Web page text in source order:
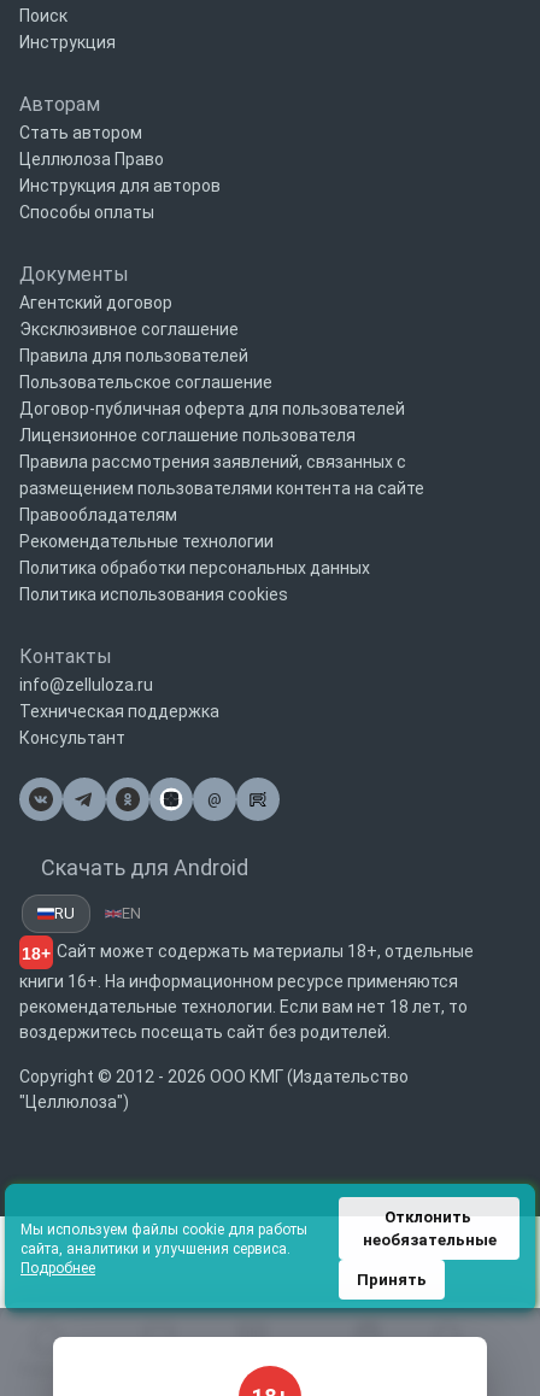
Каталог
Поиск
Инструкция
Авторам
Стать автором
Целлюлоза Право
Инструкция для авторов
Способы оплаты
Документы
Агентский договор
Эксклюзивное соглашение
Правила для пользователей
Пользовательское соглашение
Договор-публичная оферта для пользователей
Лицензионное соглашение пользователя
Правила рассмотрения заявлений, связанных с
размещением пользователями контента на сайте
Правообладателям
Рекомендательные технологии
Политика обработки персональных данных
Политика использования cookies
Контакты
info@zelluloza.ru
Техническая поддержка
Консультант
@
Почта
Скачать для Android
RU EN
18+ Сайт может содержать материалы 18+, отдельные
книги 16+. На информационном ресурсе применяются
рекомендательные технологии. Если вам нет 18 лет, то
воздержитесь посещать сайт без родителей.
Copyright © 2012 - 2026 ООО КМГ (Издательство
"Целлюлоза")
Мы используем файлы cookie для работы
сайта, аналитики и улучшения сервиса.
Подробнее
Отклонить
необязательные
Принять